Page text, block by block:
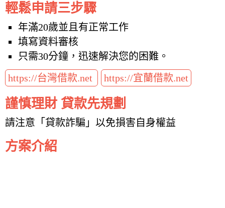
輕鬆申請三步驟
年滿20歲並且有正常工作
填寫資料審核
只需30分鐘，迅速解決您的困難。
https://台灣借款.net
https://宜蘭借款.net
謹慎理財 貸款先規劃
請注意「貸款詐騙」以免損害自身權益
方案介紹